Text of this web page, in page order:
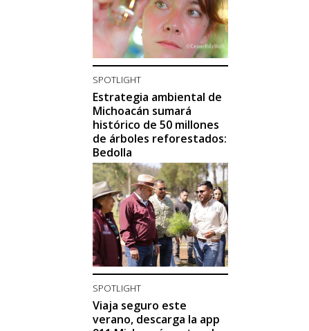
SPOTLIGHT
Estrategia ambiental de
Michoacán sumará
histórico de 50 millones
de árboles reforestados:
Bedolla
SPOTLIGHT
Viaja seguro este
verano, descarga la app